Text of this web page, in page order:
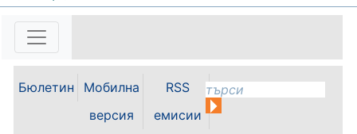
160 | 2026-08-07 11:30:54
ВРАЦА 3060 гр. Криводол, ул.
„Освобождение” № 13, тел.
09117/20-45, e-mail:
krivodol@mbox.is-bg.net ОБЯВА
На основание чл. 8, ал. 4,
чл. 14, ал. 7 от ЗОС; чл. 92, ал. 1...
Бюлетин
Мобилна
версия
RSS
емисии